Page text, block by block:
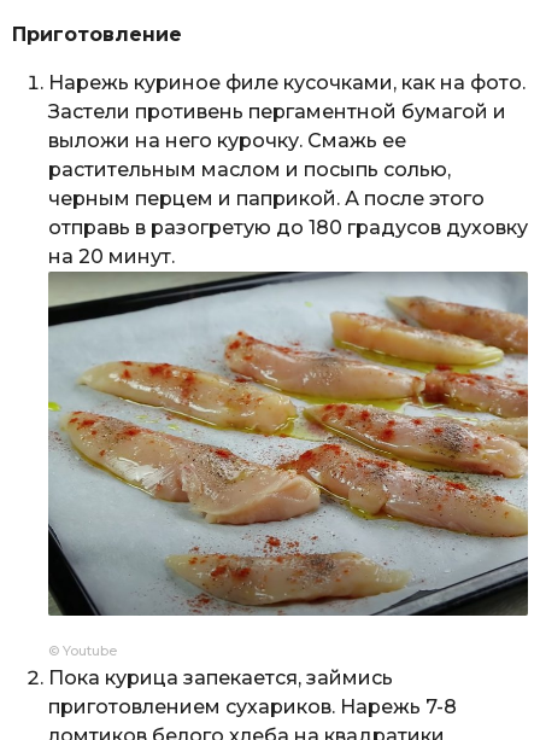
Приготовление
Нарежь куриное филе кусочками, как на фото.
Застели противень пергаментной бумагой и
выложи на него курочку. Смажь ее
растительным маслом и посыпь солью,
черным перцем и паприкой. А после этого
отправь в разогретую до 180 градусов духовку
на 20 минут.
© Youtube
Пока курица запекается, займись
приготовлением сухариков. Нарежь 7-8